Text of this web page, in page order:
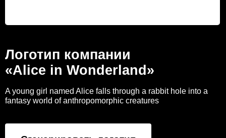
Логотип компании
«Alice in Wonderland»
A young girl named Alice falls through a rabbit hole into a
fantasy world of anthropomorphic creatures